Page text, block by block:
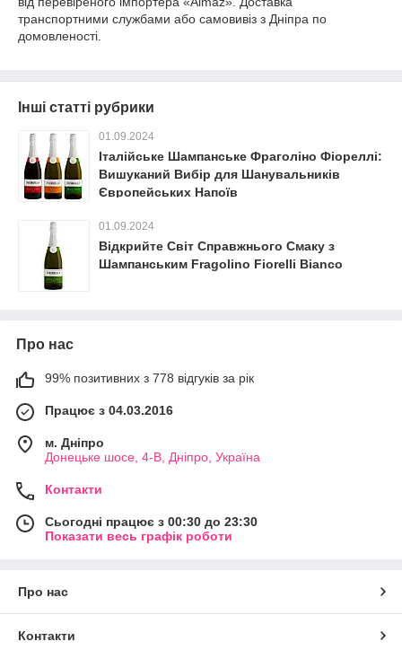
транспортними службами або самовивіз з Дніпра по
домовленості.
Інші статті рубрики
01.09.2024
Італійське Шампанське Фраголіно Фіореллі:
Вишуканий Вибір для Шанувальників
Європейських Напоїв
01.09.2024
Відкрийте Світ Справжнього Смаку з
Шампанським Fragolino Fiorelli Bianco
Про нас
99% позитивних з 778 відгуків за рік
Працює з 04.03.2016
м. Дніпро
Донецьке шосе, 4-В, Дніпро, Україна
Контакти
Сьогодні працює з 00:30 до 23:30
Показати весь графік роботи
Про нас
Контакти